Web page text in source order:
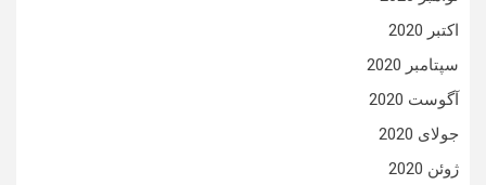
اکتبر 2020
سپتامبر 2020
آگوست 2020
جولای 2020
ژوئن 2020